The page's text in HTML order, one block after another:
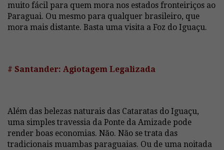
muito fácil para quem mora nos estados fronteiriços ao
Paraguai. Ou mesmo para qualquer brasileiro, que
mora mais distante. Basta uma visita a Foz do Iguaçu.
# Santander: Agiotagem Legalizada
Além das belezas naturais das Cataratas do Iguaçu,
uma simples travessia da Ponte da Amizade pode
render boas economias. Não. Não se trata das
tradicionais muambas paraguaias. Ou de uma noitada